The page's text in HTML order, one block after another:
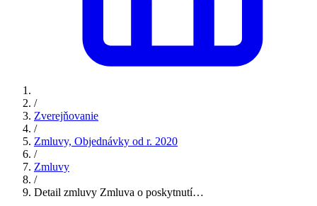
/
Zverejňovanie
/
Zmluvy, Objednávky od r. 2020
/
Zmluvy
/
Detail zmluvy Zmluva o poskytnutí…